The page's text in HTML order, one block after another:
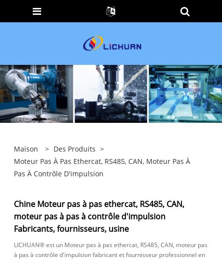
Maison > Des Produits >
Moteur Pas À Pas Ethercat, RS485, CAN, Moteur Pas À
Pas À Contrôle D'impulsion
Chine Moteur pas à pas ethercat, RS485, CAN,
moteur pas à pas à contrôle d'impulsion
Fabricants, fournisseurs, usine
LICHUAN® est un Moteur pas à pas ethercat, RS485, CAN, moteur pas
à pas à contrôle d'impulsion fabricant et fournisseur professionnel en